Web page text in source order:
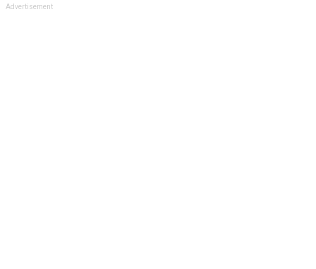
Advertisement